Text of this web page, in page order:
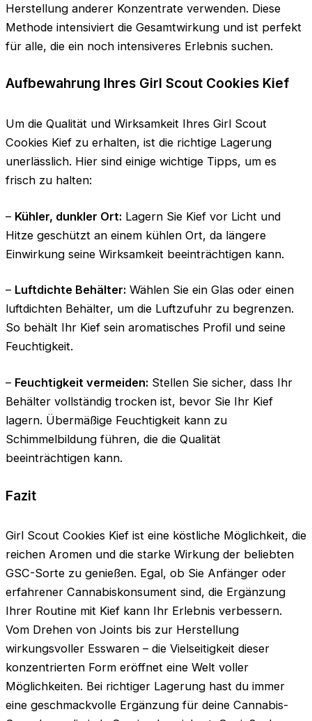
Herstellung anderer Konzentrate verwenden. Diese
Methode intensiviert die Gesamtwirkung und ist perfekt
für alle, die ein noch intensiveres Erlebnis suchen.
Aufbewahrung Ihres Girl Scout Cookies Kief
Um die Qualität und Wirksamkeit Ihres Girl Scout
Cookies Kief zu erhalten, ist die richtige Lagerung
unerlässlich. Hier sind einige wichtige Tipps, um es
frisch zu halten:
– Kühler, dunkler Ort: Lagern Sie Kief vor Licht und
Hitze geschützt an einem kühlen Ort, da längere
Einwirkung seine Wirksamkeit beeinträchtigen kann.
– Luftdichte Behälter: Wählen Sie ein Glas oder einen
luftdichten Behälter, um die Luftzufuhr zu begrenzen.
So behält Ihr Kief sein aromatisches Profil und seine
Feuchtigkeit.
– Feuchtigkeit vermeiden: Stellen Sie sicher, dass Ihr
Behälter vollständig trocken ist, bevor Sie Ihr Kief
lagern. Übermäßige Feuchtigkeit kann zu
Schimmelbildung führen, die die Qualität
beeinträchtigen kann.
Fazit
Girl Scout Cookies Kief ist eine köstliche Möglichkeit, die
reichen Aromen und die starke Wirkung der beliebten
GSC-Sorte zu genießen. Egal, ob Sie Anfänger oder
erfahrener Cannabiskonsument sind, die Ergänzung
Ihrer Routine mit Kief kann Ihr Erlebnis verbessern.
Vom Drehen von Joints bis zur Herstellung
wirkungsvoller Esswaren – die Vielseitigkeit dieser
konzentrierten Form eröffnet eine Welt voller
Möglichkeiten. Bei richtiger Lagerung hast du immer
eine geschmackvolle Ergänzung für deine Cannabis-